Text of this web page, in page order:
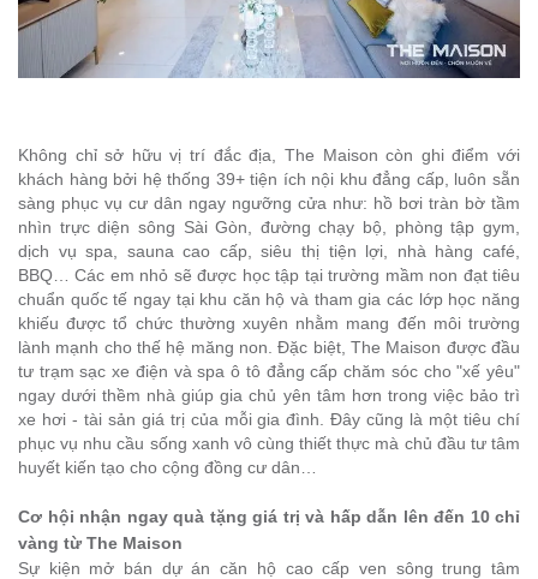
Không chỉ sở hữu vị trí đắc địa, The Maison còn ghi điểm với
khách hàng bởi hệ thống 39+ tiện ích nội khu đẳng cấp, luôn sẵn
sàng phục vụ cư dân ngay ngưỡng cửa như: hồ bơi tràn bờ tầm
nhìn trực diện sông Sài Gòn, đường chạy bộ, phòng tập gym,
dịch vụ spa, sauna cao cấp, siêu thị tiện lợi, nhà hàng café,
BBQ… Các em nhỏ sẽ được học tập tại trường mầm non đạt tiêu
chuẩn quốc tế ngay tại khu căn hộ và tham gia các lớp học năng
khiếu được tổ chức thường xuyên nhằm mang đến môi trường
lành mạnh cho thế hệ măng non. Đặc biệt, The Maison được đầu
tư trạm sạc xe điện và spa ô tô đẳng cấp chăm sóc cho "xế yêu"
ngay dưới thềm nhà giúp gia chủ yên tâm hơn trong việc bảo trì
xe hơi - tài sản giá trị của mỗi gia đình. Đây cũng là một tiêu chí
phục vụ nhu cầu sống xanh vô cùng thiết thực mà chủ đầu tư tâm
huyết kiến tạo cho cộng đồng cư dân…
Cơ hội nhận ngay quà tặng giá trị và hấp dẫn lên đến 10 chỉ
vàng từ The Maison
Sự kiện mở bán dự án căn hộ cao cấp ven sông trung tâm